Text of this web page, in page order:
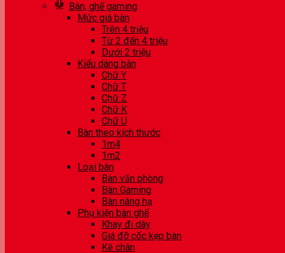
Bàn, ghế gaming
Mức giá bàn
Trên 4 triệu
Từ 2 đến 4 triệu
Dưới 2 triệu
Kiểu dáng bàn
Chữ Y
Chữ T
Chữ Z
Chữ K
Chữ U
Bàn theo kích thước
1m4
1m2
Loại bàn
Bàn văn phòng
Bàn Gaming
Bàn nâng hạ
Phụ kiện bàn ghế
Khay đi dây
Giá đỡ cốc kẹp bàn
Kê chân